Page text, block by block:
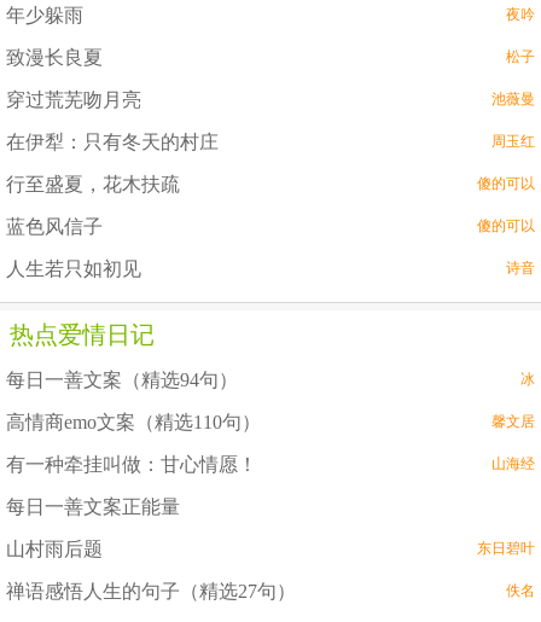
年少躲雨 夜吟
致漫长良夏 松子
穿过荒芜吻月亮 池薇曼
在伊犁：只有冬天的村庄 周玉红
行至盛夏，花木扶疏 傻的可以
蓝色风信子 傻的可以
人生若只如初见 诗音
热点爱情日记
每日一善文案（精选94句） 冰
高情商emo文案（精选110句） 馨文居
有一种牵挂叫做：甘心情愿！ 山海经
每日一善文案正能量
山村雨后题 东日碧叶
禅语感悟人生的句子（精选27句） 佚名